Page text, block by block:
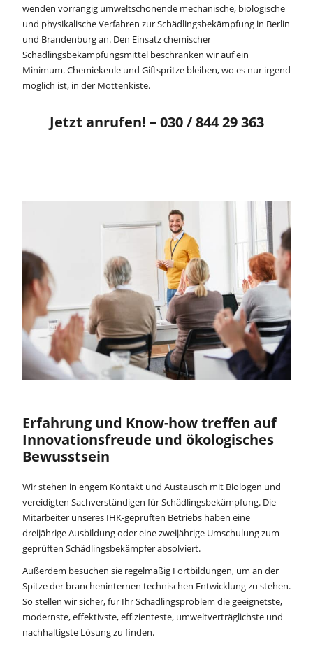
wenden vorrangig umweltschonende mechanische, biologische
und physikalische Verfahren zur Schädlingsbekämpfung in Berlin
und Brandenburg an. Den Einsatz chemischer
Schädlingsbekämpfungsmittel beschränken wir auf ein
Minimum. Chemiekeule und Giftspritze bleiben, wo es nur irgend
möglich ist, in der Mottenkiste.
Jetzt anrufen! – 030 / 844 29 363
Erfahrung und Know-how treffen auf
Innovationsfreude und ökologisches
Bewusstsein
Wir stehen in engem Kontakt und Austausch mit Biologen und
vereidigten Sachverständigen für Schädlingsbekämpfung. Die
Mitarbeiter unseres IHK-geprüften Betriebs haben eine
dreijährige Ausbildung oder eine zweijährige Umschulung zum
geprüften Schädlingsbekämpfer absolviert.
Außerdem besuchen sie regelmäßig Fortbildungen, um an der
Spitze der brancheninternen technischen Entwicklung zu stehen.
So stellen wir sicher, für Ihr Schädlingsproblem die geeignetste,
modernste, effektivste, effizienteste, umweltverträglichste und
nachhaltigste Lösung zu finden.